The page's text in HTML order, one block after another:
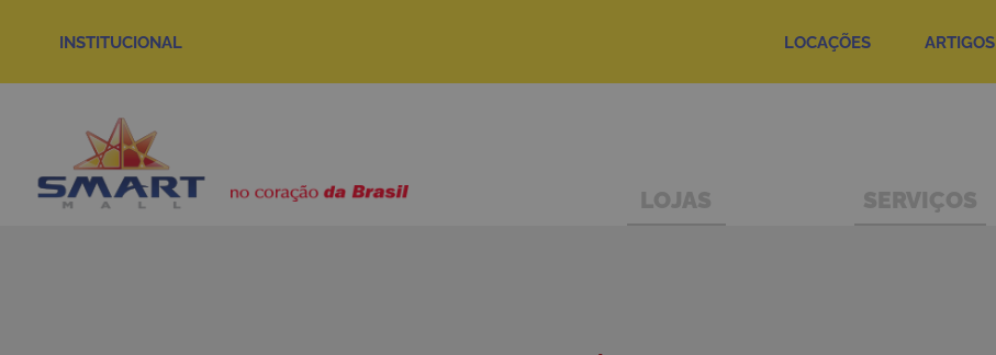
INSTITUCIONAL LOCAÇÕES ARTIGOS
LOJAS SERVIÇOS